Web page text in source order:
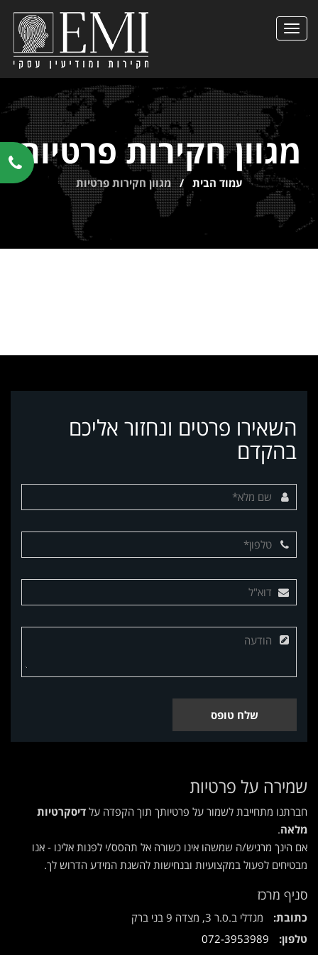
הצגת
מגוון חקירות פרטיות
עמוד הבית / מגוון חקירות פרטיות
השאירו פרטים ונחזור אליכם
בהקדם
שלח טופס
שמירה על פרטיות
חברתנו מתחייבת לשמור על פרטיותך תוך הקפדה על דיסקרטיות
מלאה.
אם הינך מרגיש/ה שמשהו אינו כשורה אל תהסס/י לפנות אלינו - אנו
מבטיחים לפעול במקצועיות ובנחישות להשגת המידע הדרוש לך.
סניף מרכז
כתובת:
מגדלי ב.ס.ר 3, מצדה 9 בני ברק
טלפון:
072-3953989